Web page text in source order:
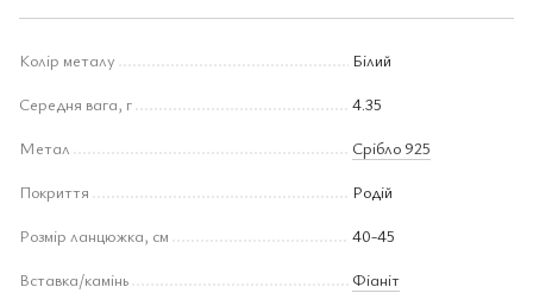
Колір металу
Білий
Середня вага, г
4.35
Метал
Срібло 925
Покриття
Родій
Розмір ланцюжка, см
40-45
Вставка/камінь
Фіаніт